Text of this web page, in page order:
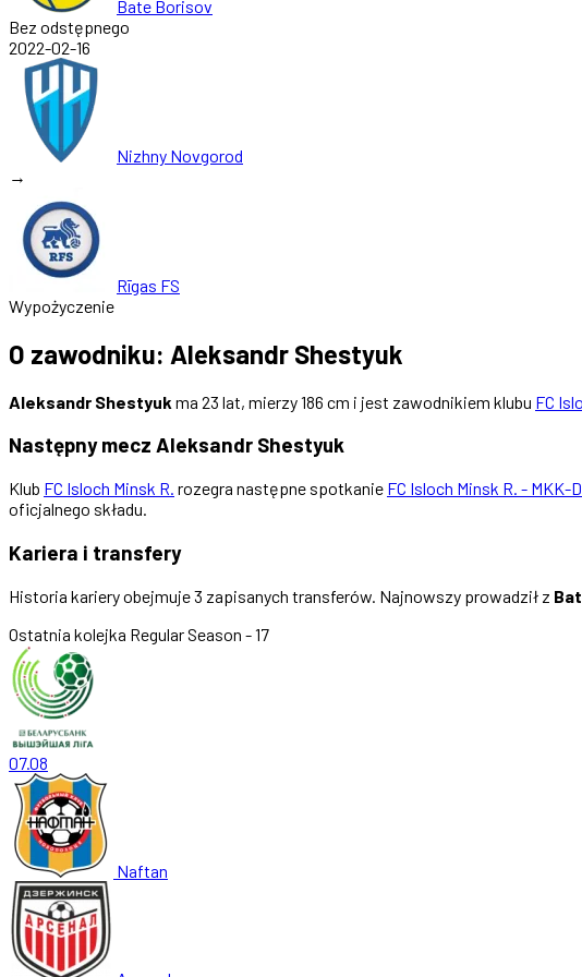
Bate Borisov
Bez odstępnego
2022-02-16
Nizhny Novgorod
→
Rīgas FS
Wypożyczenie
O zawodniku: Aleksandr Shestyuk
Aleksandr Shestyuk ma 23 lat, mierzy 186 cm i jest zawodnikiem klubu FC
Następny mecz Aleksandr Shestyuk
Klub FC Isloch Minsk R. rozegra następne spotkanie FC Isloch Minsk R. - MKK-
oficjalnego składu.
Kariera i transfery
Historia kariery obejmuje 3 zapisanych transferów. Najnowszy prowadził z
Ostatnia kolejka Regular Season - 17
07.08
Naftan